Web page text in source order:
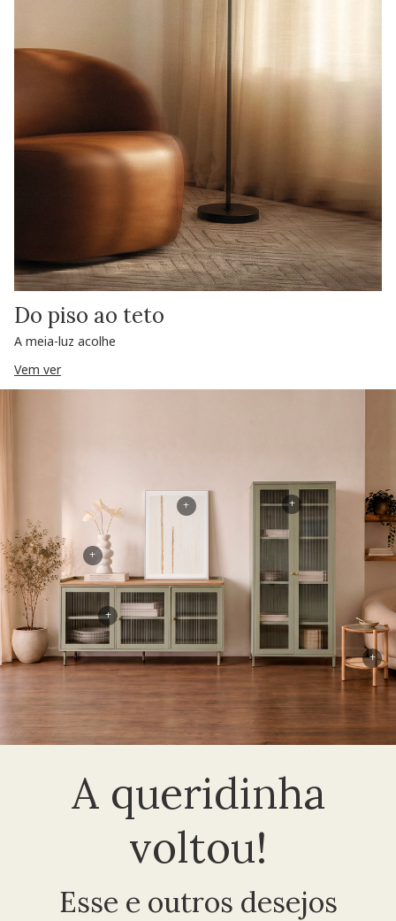
Do piso ao teto
A meia-luz acolhe
Vem ver
A queridinha
voltou!
Esse e outros desejos
+
+
+
+
+